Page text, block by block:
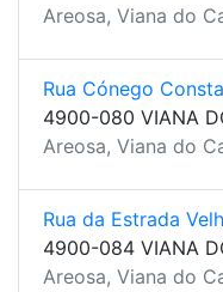
Areosa, Viana do
Rua Cónego
4900-080 VIANA
Areosa, Viana do
Rua da Estrada
4900-084 VIANA
Areosa, Viana do